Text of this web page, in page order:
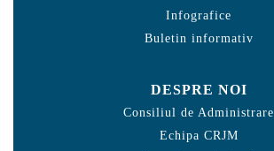
Infografice
Buletin informativ
DESPRE NOI
Consiliul de Administrare
Echipa CRJM